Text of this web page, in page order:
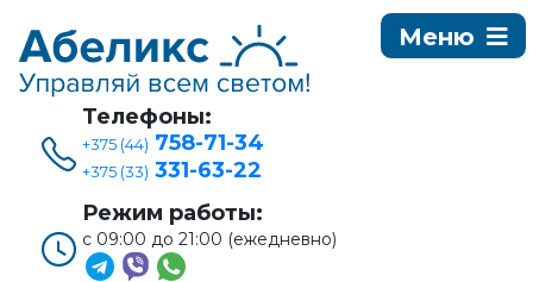
Телефоны:
+375 (44) 758-71-34
+375 (33) 331-63-22
Режим работы:
с 09:00 до 21:00 (ежедневно)